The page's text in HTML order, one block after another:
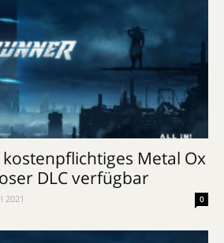
Metal Ox
DLC verfügbar
2021 0